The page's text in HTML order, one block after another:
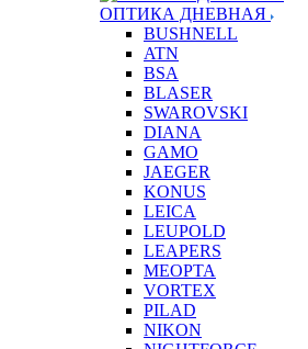
ОПТИКА ДНЕВНАЯ
BUSHNELL
ATN
BSA
BLASER
SWAROVSKI
DIANA
GAMO
JAEGER
KONUS
LEICA
LEUPOLD
LEAPERS
MEOPTA
VORTEX
PILAD
NIKON